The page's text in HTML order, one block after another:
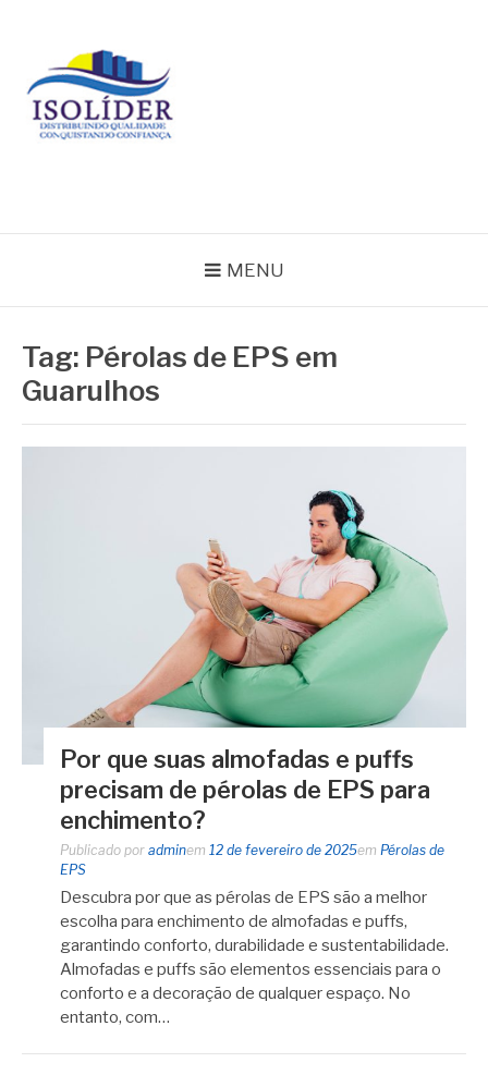
conteúdo
MENU
Tag: Pérolas de EPS em
Guarulhos
Por que suas almofadas e puffs
precisam de pérolas de EPS para
enchimento?
Publicado por adminem 12 de fevereiro de 2025em Pérolas de
EPS
Descubra por que as pérolas de EPS são a melhor
escolha para enchimento de almofadas e puffs,
garantindo conforto, durabilidade e sustentabilidade.
Almofadas e puffs são elementos essenciais para o
conforto e a decoração de qualquer espaço. No
entanto, com…